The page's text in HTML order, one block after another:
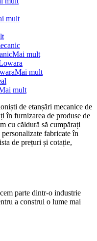
mult
Mai mult
Mai mult
mult
de etanșări mecanice de
în furnizarea de produse de
cu căldură să cumpărați
fabricate în
de prețuri și cotație,
parte dintr-o industrie
a construi o lume mai